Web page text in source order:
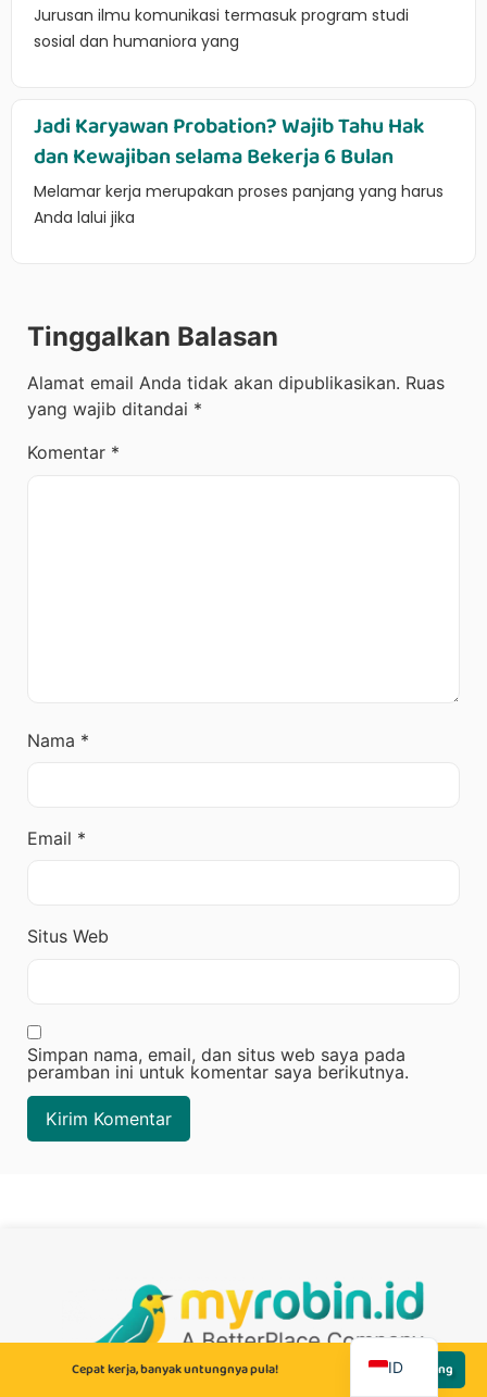
Jurusan ilmu komunikasi termasuk program studi
sosial dan humaniora yang
Jadi Karyawan Probation? Wajib Tahu Hak
dan Kewajiban selama Bekerja 6 Bulan
Melamar kerja merupakan proses panjang yang harus
Anda lalui jika
Tinggalkan Balasan
Alamat email Anda tidak akan dipublikasikan. Ruas
yang wajib ditandai *
Komentar *
Nama *
Email *
Situs Web
Simpan nama, email, dan situs web saya pada
peramban ini untuk komentar saya berikutnya.
Cepat kerja, banyak untungnya pula! Lamar Sekarang
MyRobin, a Betterplace company, is a platform that
ID